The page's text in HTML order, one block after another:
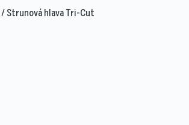
/ Strunová hlava Tri-Cut